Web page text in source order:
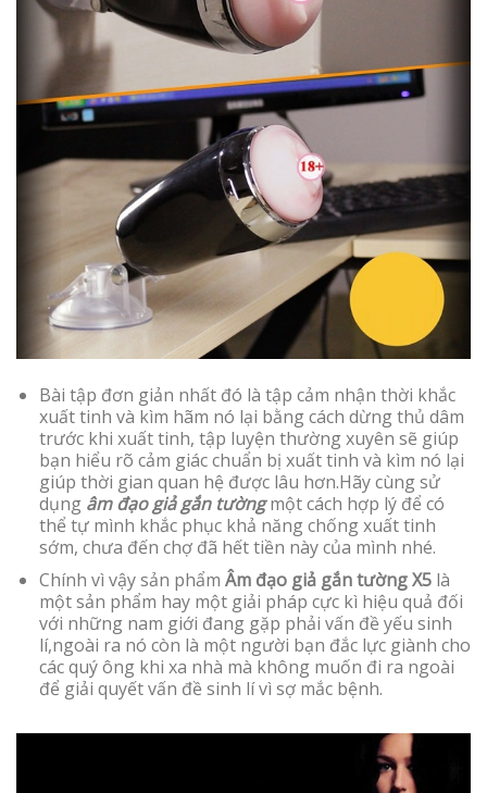
Bài tập đơn giản nhất đó là tập cảm nhận thời khắc
xuất tinh và kìm hãm nó lại bằng cách dừng thủ dâm
trước khi xuất tinh, tập luyện thường xuyên sẽ giúp
bạn hiểu rõ cảm giác chuẩn bị xuất tinh và kìm nó lại
giúp thời gian quan hệ được lâu hơn.Hãy cùng sử
dụng âm đạo giả gắn tườngmột cách hợp lý để có
thể tự mình khắc phục khả năng chống xuất tinh
sớm, chưa đến chợ đã hết tiền này của mình nhé.
Chính vì vậy sản phẩm Âm đạo giả gắn tường X5 là
một sản phẩm hay một giải pháp cực kì hiệu quả đối
với những nam giới đang gặp phải vấn đề yếu sinh
lí,ngoài ra nó còn là một người bạn đắc lực giành cho
các quý ông khi xa nhà mà không muốn đi ra ngoài
để giải quyết vấn đề sinh lí vì sợ mắc bệnh.